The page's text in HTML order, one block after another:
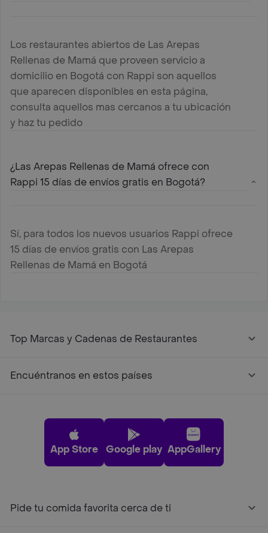
Los restaurantes abiertos de Las Arepas
Rellenas de Mamá que proveen servicio a
domicilio en Bogotá con Rappi son aquellos
que aparecen disponibles en esta página,
consulta aquellos mas cercanos a tu ubicación
y haz tu pedido
¿Las Arepas Rellenas de Mamá ofrece con
Rappi 15 días de envíos gratis en Bogotá?
Sí, para todos los nuevos usuarios Rappi ofrece
15 días de envíos gratis con Las Arepas
Rellenas de Mamá en Bogotá
Top Marcas y Cadenas de Restaurantes
Encuéntranos en estos países
App Store Google play AppGallery
Pide tu comida favorita cerca de ti